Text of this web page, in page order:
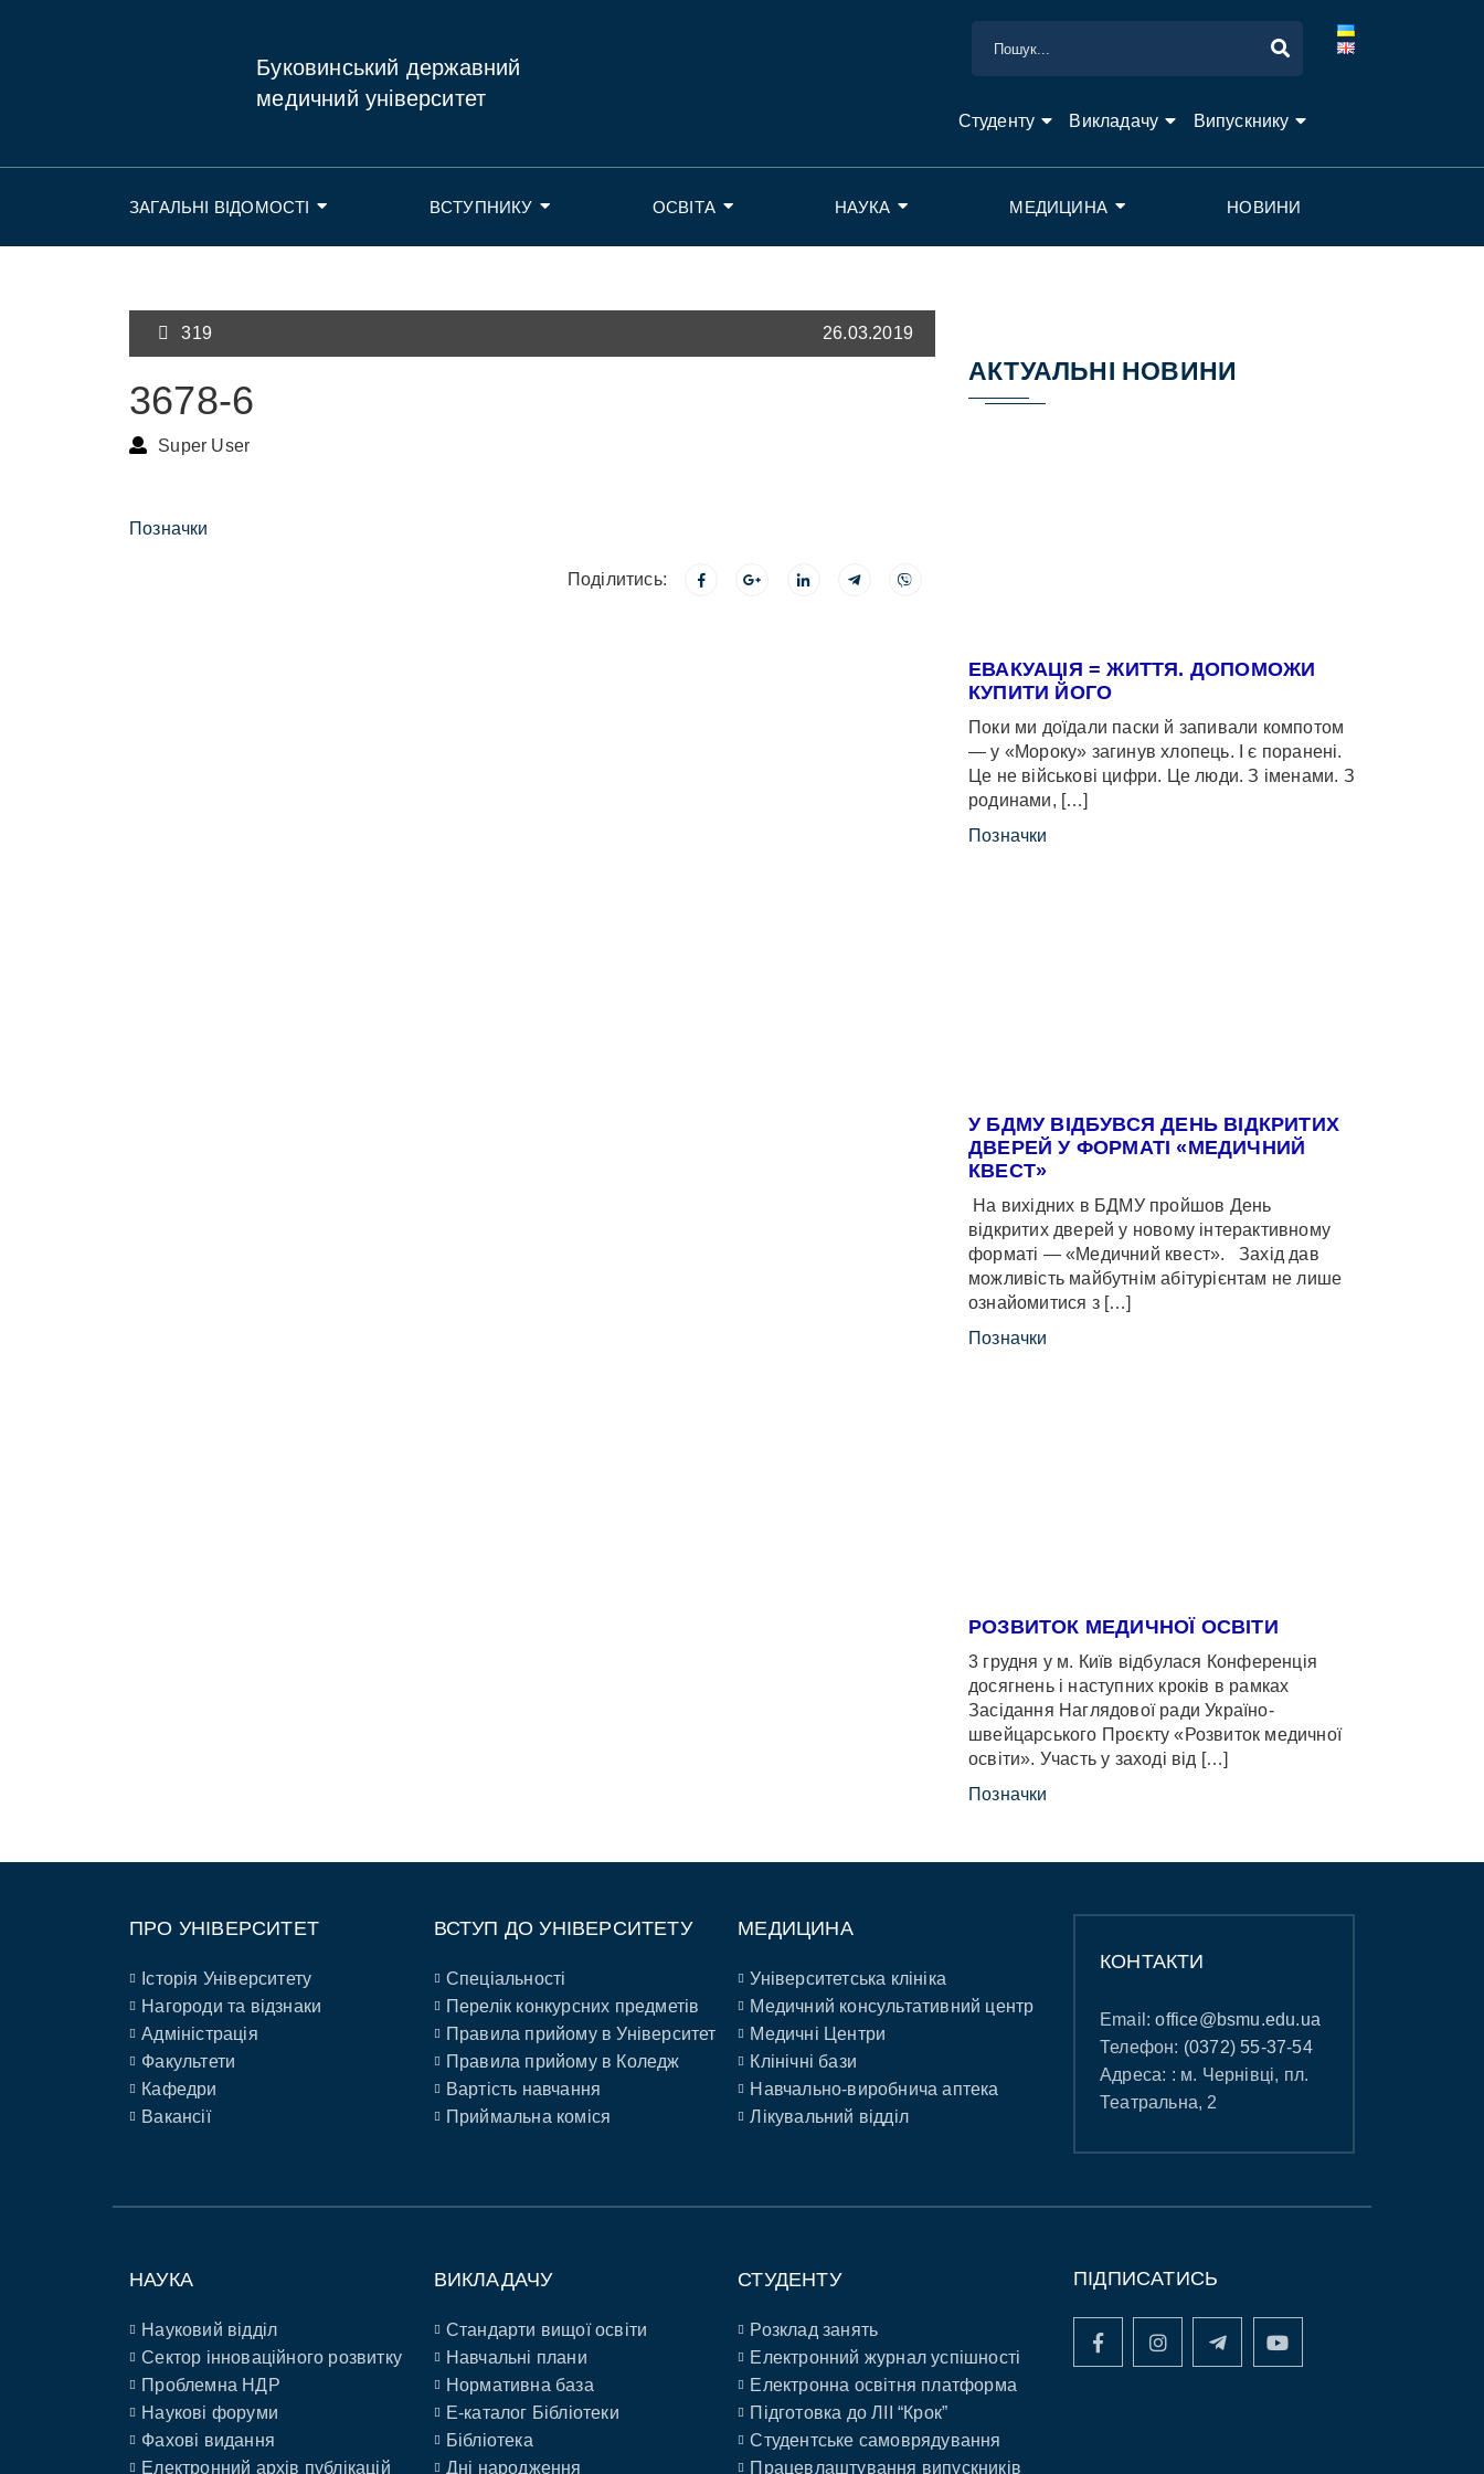
Буковинський державний
медичний університет
Студенту Викладачу Випускнику
ЗАГАЛЬНІ ВІДОМОСТІ ВСТУПНИКУ ОСВІТА НАУКА МЕДИЦИНА НОВИНИ
319 26.03.2019
3678-6
Super User
Позначки
Поділитись:
АКТУАЛЬНІ НОВИНИ
ЕВАКУАЦІЯ = ЖИТТЯ. ДОПОМОЖИ
КУПИТИ ЙОГО
Поки ми доїдали паски й запивали компотом
— у «Мороку» загинув хлопець. І є поранені.
Це не військові цифри. Це люди. З іменами. З
родинами, […]
Позначки
У БДМУ ВІДБУВСЯ ДЕНЬ ВІДКРИТИХ
ДВЕРЕЙ У ФОРМАТІ «МЕДИЧНИЙ
КВЕСТ»
На вихідних в БДМУ пройшов День
відкритих дверей у новому інтерактивному
форматі — «Медичний квест». Захід дав
можливість майбутнім абітурієнтам не лише
ознайомитися з […]
Позначки
РОЗВИТОК МЕДИЧНОЇ ОСВІТИ
3 грудня у м. Київ відбулася Конференція
досягнень і наступних кроків в рамках
Засідання Наглядової ради Україно-
швейцарського Проєкту «Розвиток медичної
освіти». Участь у заході від […]
Позначки
ПРО УНІВЕРСИТЕТ
Історія Університету
Нагороди та відзнаки
Адміністрація
Факультети
Кафедри
Вакансії
ВСТУП ДО УНІВЕРСИТЕТУ
Спеціальності
Перелік конкурсних предметів
Правила прийому в Університет
Правила прийому в Коледж
Вартість навчання
Приймальна коміся
МЕДИЦИНА
Університетська клініка
Медичний консультативний центр
Медичні Центри
Клінічні бази
Навчально-виробнича аптека
Лікувальний відділ
КОНТАКТИ
Email:office@bsmu.edu.ua
Телефон: (0372) 55-37-54
Адреса: : м. Чернівці, пл.
Театральна, 2
НАУКА
Науковий відділ
Сектор інноваційного розвитку
Проблемна НДР
Наукові форуми
Фахові видання
Електронний архів публікацій
ВИКЛАДАЧУ
Стандарти вищої освіти
Навчальні плани
Нормативна база
E-каталог Бібліотеки
Бібліотека
Дні народження
СТУДЕНТУ
Розклад занять
Електронний журнал успішності
Електронна освітня платформа
Підготовка до ЛІІ “Крок”
Студентське самоврядування
Працевлаштування випускників
ПІДПИСАТИСЬ